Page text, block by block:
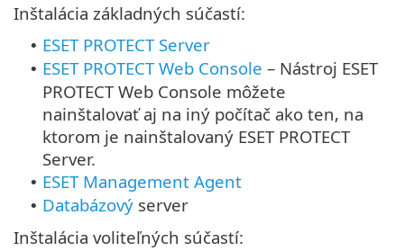
Inštalácia základných súčastí:
• ESET PROTECT Server
• ESET PROTECT Web Console – Nástroj ESET
PROTECT Web Console môžete
nainštalovať aj na iný počítač ako ten, na
ktorom je nainštalovaný ESET PROTECT
Server.
• ESET Management Agent
• Databázový server
Inštalácia voliteľných súčastí: